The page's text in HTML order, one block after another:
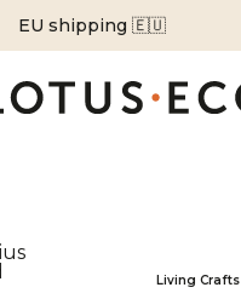
EU shipping 🇪🇺
Living Crafts